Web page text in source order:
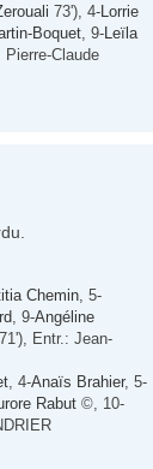
73'), 4- Lorrie
Boquet , 9- Leïla
Pierre-Claude
Chemin , 5-
, 9-Angéline
71'), Entr.: Jean-
, 4-Anaïs Brahier, 5-
Rabut ©, 10-